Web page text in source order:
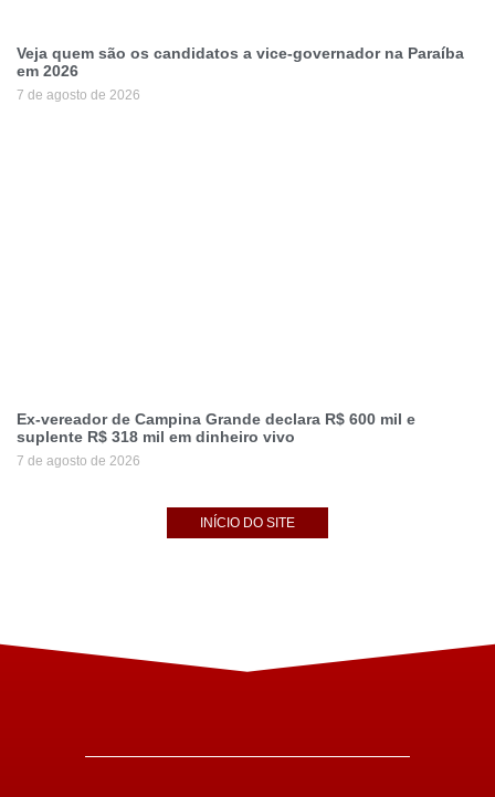
Veja quem são os candidatos a vice-governador na Paraíba
em 2026
7 de agosto de 2026
Ex-vereador de Campina Grande declara R$ 600 mil e
suplente R$ 318 mil em dinheiro vivo
7 de agosto de 2026
INÍCIO DO SITE